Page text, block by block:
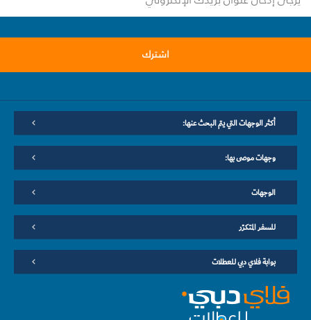
اشترك
أكثر الوجهات التي يتم البحث عنها:
وجهات موصى بها:
الوجهات
للسفر المتكرّر
بوابة فلاي دبي للعطلات